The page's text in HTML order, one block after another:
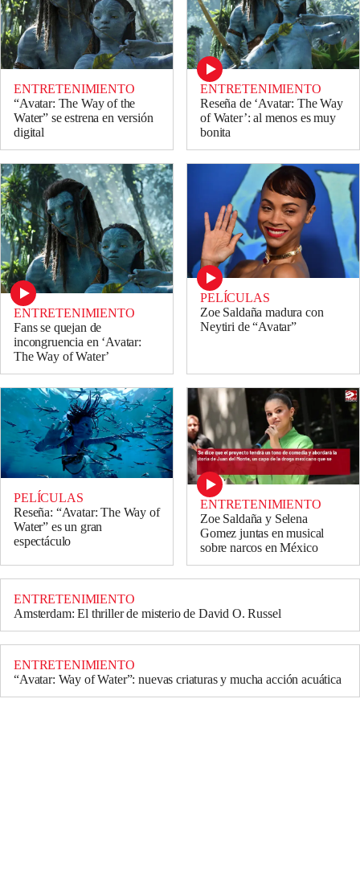
ENTRETENIMIENTO
“Avatar: The Way of the
Water” se estrena en versión
digital
ENTRETENIMIENTO
Reseña de ‘Avatar: The Way
of Water’: al menos es muy
bonita
ENTRETENIMIENTO
Fans se quejan de
incongruencia en ‘Avatar:
The Way of Water’
PELÍCULAS
Zoe Saldaña madura con
Neytiri de “Avatar”
PELÍCULAS
Reseña: “Avatar: The Way of
Water” es un gran
espectáculo
ENTRETENIMIENTO
Zoe Saldaña y Selena
Gomez juntas en musical
sobre narcos en México
ENTRETENIMIENTO
Amsterdam: El thriller de misterio de David O. Russel
ENTRETENIMIENTO
“Avatar: Way of Water”: nuevas criaturas y mucha acción acuática